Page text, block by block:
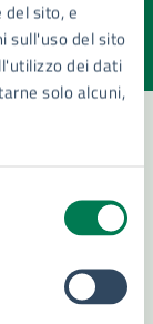
sito, e
sull'uso del sito
dei dati
solo alcuni,
chiarezza delle